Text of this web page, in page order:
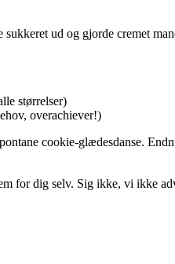
ud og gjorde cremet
størrelser)
overachiever!)
cookie-glædesdanse.
for dig selv. Sig ikke, vi ikke